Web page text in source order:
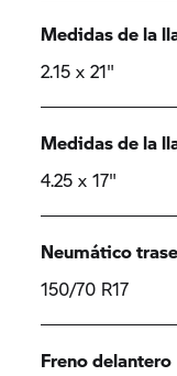
Medidas de la
2.15 x 21"
Medidas de la
4.25 x 17"
Neumático
150/70 R17
Freno delantero